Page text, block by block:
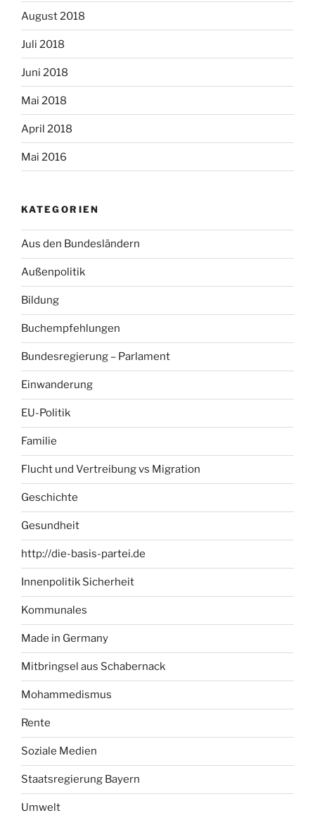
August 2018
Juli 2018
Juni 2018
Mai 2018
April 2018
Mai 2016
KATEGORIEN
Aus den Bundesländern
Außenpolitik
Bildung
Buchempfehlungen
Bundesregierung – Parlament
Einwanderung
EU-Politik
Familie
Flucht und Vertreibung vs Migration
Geschichte
Gesundheit
http://die-basis-partei.de
Innenpolitik Sicherheit
Kommunales
Made in Germany
Mitbringsel aus Schabernack
Mohammedismus
Rente
Soziale Medien
Staatsregierung Bayern
Umwelt